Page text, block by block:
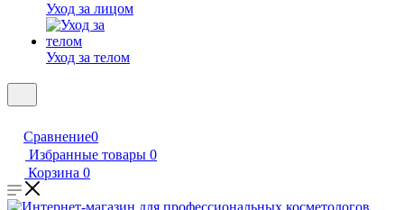
Уход за лицом
Уход за телом
Сравнение0
Избранные товары 0
Корзина 0